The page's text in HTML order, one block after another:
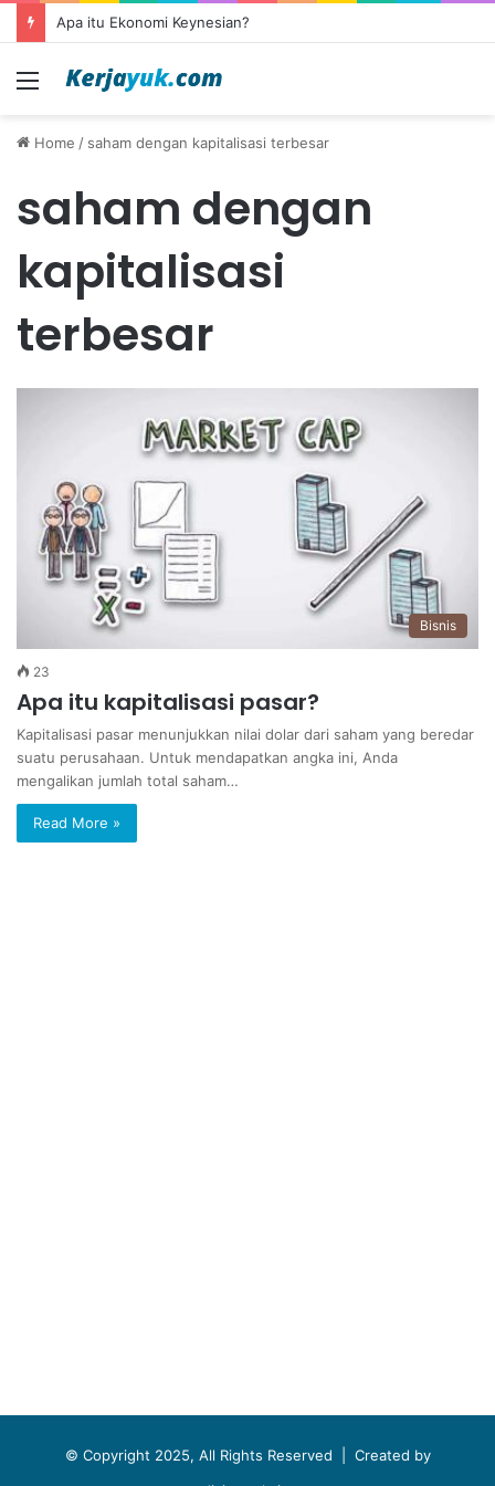
Apa itu Ekonomi Keynesian?
Menu
Home / saham dengan kapitalisasi terbesar
saham dengan
kapitalisasi
terbesar
Bisnis
23
Apa itu kapitalisasi pasar?
Kapitalisasi pasar menunjukkan nilai dolar dari saham yang beredar
suatu perusahaan. Untuk mendapatkan angka ini, Anda
mengalikan jumlah total saham…
Read More »
© Copyright 2025, All Rights Reserved | Created by